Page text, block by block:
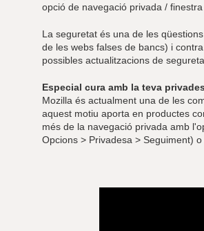
opció de navegació privada /
La seguretat és una de les
de les webs falses de bancs) i
possibles actualitzacions de
Especial cura amb la teva
Mozilla és actualment una de les
aquest motiu aporta en productes
més de la navegació privada amb
Opcions > Privadesa > Seguiment)